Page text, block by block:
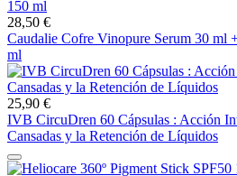
28,50 €
Caudalie Cofre Vinopure Serum 30 ml
ml
25,90 €
IVB CircuDren 60 Cápsulas : Acción
Cansadas y la Retención de Líquidos